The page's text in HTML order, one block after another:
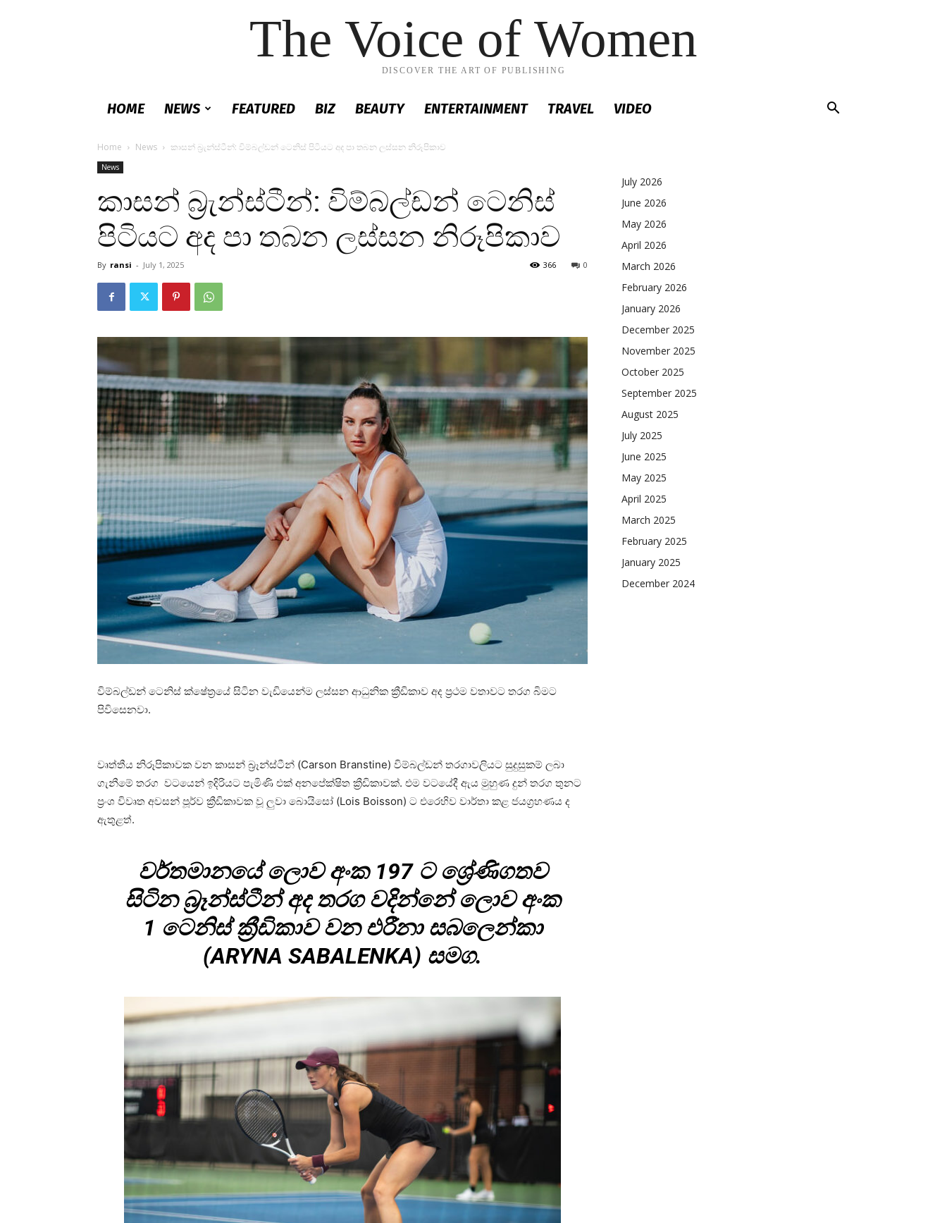
The Voice of Women
DISCOVER THE ART OF PUBLISHING
HOME NEWS FEATURED BIZ BEAUTY ENTERTAINMENT TRAVEL VIDEO
Home News කාසන් බ්‍රැන්ස්ටීන්: විම්බල්ඩන් ටෙනිස් පිටියට අද පා තබන ලස්සන නිරූපිකාව
News
කාසන් බ්‍රැන්ස්ටීන්: විම්බල්ඩන් ටෙනිස්
පිටියට අද පා තබන ලස්සන නිරූපිකාව
By ransi - July 1, 2025 0
366
විම්බල්ඩන් ටෙනිස් ක්ෂේත්‍රයේ සිටින වැඩියෙන්ම ලස්සන ආධුනික ක්‍රීඩිකාව අද ප්‍රථම වතාවට තරග බිමට
පිවිසෙනවා.
වෘත්තීය නිරූපිකාවක වන කාසන් බ්‍රෑන්ස්ටීන් (Carson Branstine) විම්බල්ඩන් තරගාවලියට සුදුසුකම් ලබා
ගැනීමේ තරග වටයෙන් ඉදිරියට පැමිණි එක් අනපේක්ෂිත ක්‍රීඩිකාවක්. එම වටයේදී ඇය මුහුණ දුන් තරග තුනට
ප්‍රංශ විවෘත අවසන් පූර්ව ක්‍රීඩිකාවක වූ ලුවා බොයිසෝ (Lois Boisson) ට එරෙහිව වාර්තා කළ ජයග්‍රහණය ද
ඇතුළත්.
වර්තමානයේ ලොව අංක 197 ට ශ්‍රේණිගතව
සිටින බ්‍රෑන්ස්ටීන් අද තරග වදින්නේ ලොව අංක
1 ටෙනිස් ක්‍රීඩිකාව වන එරීනා සබලෙන්කා
(ARYNA SABALENKA) සමග.
July 2026
June 2026
May 2026
April 2026
March 2026
February 2026
January 2026
December 2025
November 2025
October 2025
September 2025
August 2025
July 2025
June 2025
May 2025
April 2025
March 2025
February 2025
January 2025
December 2024